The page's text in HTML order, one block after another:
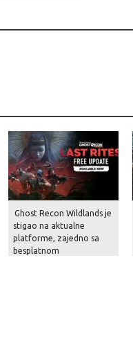
Ghost Recon Wildlands je
stigao na aktualne
platforme, zajedno sa
besplatnom